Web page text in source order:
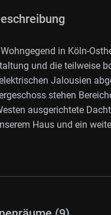
in Köln-
und die teilweise
Jalousien
stehen
ausgerichtete
Haus und ein